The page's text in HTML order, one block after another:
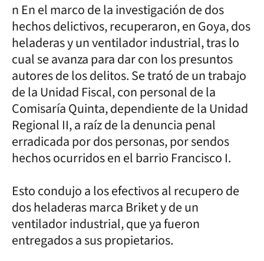
n En el marco de la investigación de dos
hechos delictivos, recuperaron, en Goya, dos
heladeras y un ventilador industrial, tras lo
cual se avanza para dar con los presuntos
autores de los delitos. Se trató de un trabajo
de la Unidad Fiscal, con personal de la
Comisaría Quinta, dependiente de la Unidad
Regional II, a raíz de la denuncia penal
erradicada por dos personas, por sendos
hechos ocurridos en el barrio Francisco I.
Esto condujo a los efectivos al recupero de
dos heladeras marca Briket y de un
ventilador industrial, que ya fueron
entregados a sus propietarios.